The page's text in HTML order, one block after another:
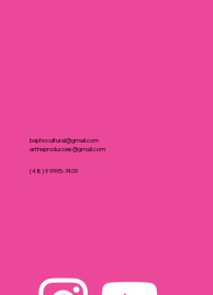
baphocultural@gmail.com
artheproducoes@gmail.com
(48) 9 9995-7409